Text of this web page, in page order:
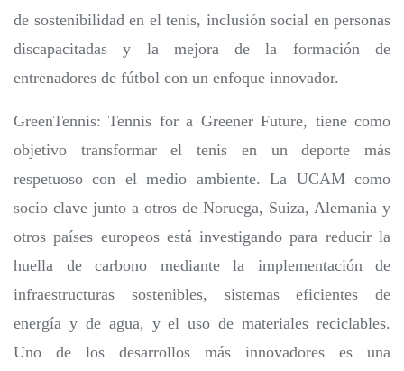
de sostenibilidad en el tenis, inclusión social en personas
discapacitadas y la mejora de la formación de
entrenadores de fútbol con un enfoque innovador.
GreenTennis: Tennis for a Greener Future, tiene como
objetivo transformar el tenis en un deporte más
respetuoso con el medio ambiente. La UCAM como
socio clave junto a otros de Noruega, Suiza, Alemania y
otros países europeos está investigando para reducir la
huella de carbono mediante la implementación de
infraestructuras sostenibles, sistemas eficientes de
energía y de agua, y el uso de materiales reciclables.
Uno de los desarrollos más innovadores es una